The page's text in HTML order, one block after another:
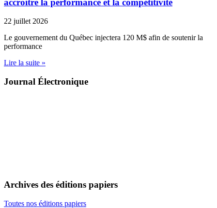
accroitre la performance et la compétitivité
22 juillet 2026
Le gouvernement du Québec injectera 120 M$ afin de soutenir la
performance
Lire la suite »
Journal Électronique
Archives des éditions papiers
Toutes nos éditions papiers